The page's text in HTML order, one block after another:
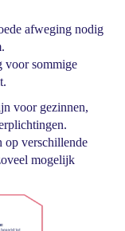
afweging nodig
voor sommige
voor gezinnen,
op verschillende
mogelijk